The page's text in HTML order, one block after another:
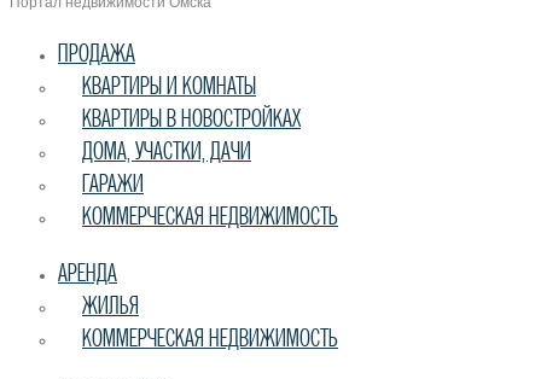
ПРОДАЖА
КВАРТИРЫ И КОМНАТЫ
КВАРТИРЫ В НОВОСТРОЙКАХ
ДОМА, УЧАСТКИ, ДАЧИ
ГАРАЖИ
КОММЕРЧЕСКАЯ НЕДВИЖИМОСТЬ
АРЕНДА
ЖИЛЬЯ
КОММЕРЧЕСКАЯ НЕДВИЖИМОСТЬ